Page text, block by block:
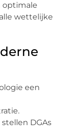
optimale
wettelijke
een
DGAs